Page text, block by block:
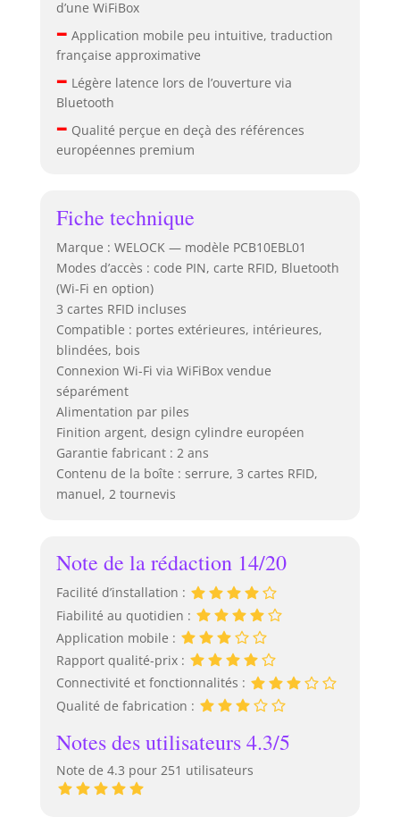
d’une WiFiBox
– Application mobile peu intuitive, traduction
française approximative
– Légère latence lors de l’ouverture via
Bluetooth
– Qualité perçue en deçà des références
européennes premium
Fiche technique
Marque : WELOCK — modèle PCB10EBL01
Modes d’accès : code PIN, carte RFID, Bluetooth
(Wi-Fi en option)
3 cartes RFID incluses
Compatible : portes extérieures, intérieures,
blindées, bois
Connexion Wi-Fi via WiFiBox vendue
séparément
Alimentation par piles
Finition argent, design cylindre européen
Garantie fabricant : 2 ans
Contenu de la boîte : serrure, 3 cartes RFID,
manuel, 2 tournevis
Note de la rédaction 14/20
Facilité d’installation :
Fiabilité au quotidien :
Application mobile :
Rapport qualité-prix :
Connectivité et fonctionnalités :
Qualité de fabrication :
Notes des utilisateurs 4.3/5
Note de 4.3 pour 251 utilisateurs